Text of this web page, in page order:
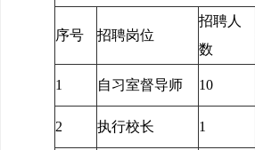
序号 招聘岗位
招聘人
数
1 自习室督导师 10
2 执行校长 1